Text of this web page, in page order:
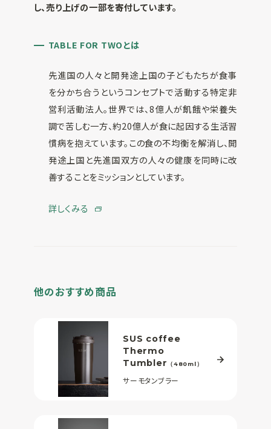
し、売り上げの一部を寄付しています。
TABLE FOR TWOとは
先進国の人々と開発途上国の子どもたちが食事
を分かち合うというコンセプトで活動する特定非
営利活動法人。世界では、8億人が飢餓や栄養失
調で苦しむ一方、約20億人が食に起因する生活習
慣病を抱えています。この食の不均衡を解消し、開
発途上国と先進国双方の人々の健康を同時に改
善することをミッションとしています。
詳しくみる
他のおすすめ商品
SUS coffee
Thermo
Tumbler
（480ml）
サーモタンブラー